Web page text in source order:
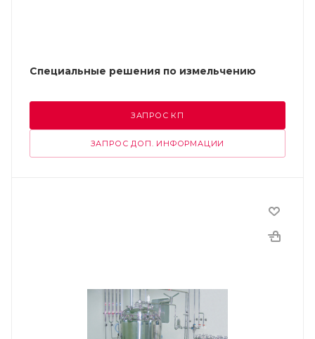
Специальные решения по измельчению
ЗАПРОС КП
ЗАПРОС ДОП. ИНФОРМАЦИИ